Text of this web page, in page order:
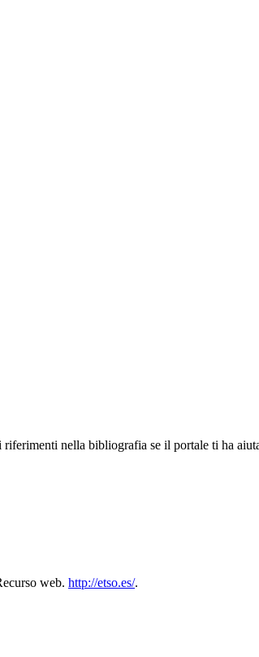
nella bibliografia se il portale ti ha
web. http://etso.es/.